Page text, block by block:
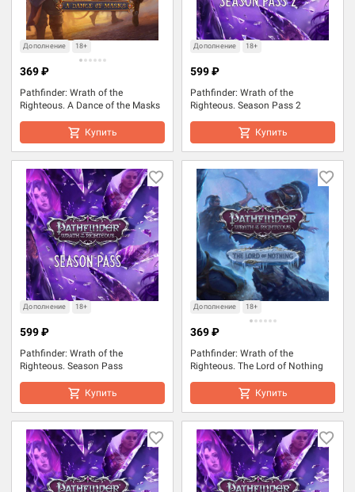
Дополнение 18+
Pathfinder: Wrath of the
Righteous. A Dance of the Masks
369 ₽
Купить
Дополнение 18+
Pathfinder: Wrath of the
Righteous. Season Pass 2
599 ₽
Купить
Дополнение 18+
Pathfinder: Wrath of the
Righteous. Season Pass
599 ₽
Купить
Дополнение 18+
Pathfinder: Wrath of the
Righteous. The Lord of Nothing
369 ₽
Купить